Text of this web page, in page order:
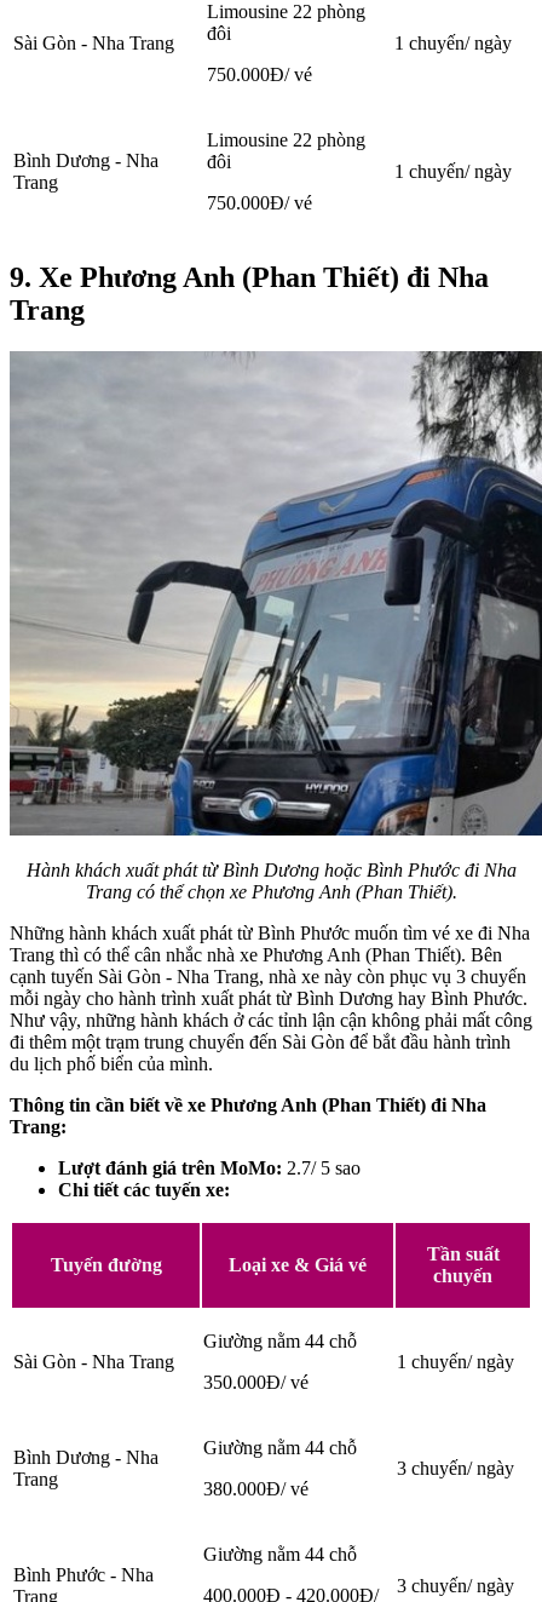
Sài Gòn - Nha Trang
Limousine 22 phòng
đôi
750.000Đ/ vé
1 chuyến/ ngày
Bình Dương - Nha
Trang
Limousine 22 phòng
đôi
750.000Đ/ vé
1 chuyến/ ngày
9. Xe Phương Anh (Phan Thiết) đi Nha
Trang
Hành khách xuất phát từ Bình Dương hoặc Bình Phước đi Nha
Trang có thể chọn xe Phương Anh (Phan Thiết).
Những hành khách xuất phát từ Bình Phước muốn tìm vé xe đi Nha
Trang thì có thể cân nhắc nhà xe Phương Anh (Phan Thiết). Bên
cạnh tuyến Sài Gòn - Nha Trang, nhà xe này còn phục vụ 3 chuyến
mỗi ngày cho hành trình xuất phát từ Bình Dương hay Bình Phước.
Như vậy, những hành khách ở các tỉnh lận cận không phải mất công
đi thêm một trạm trung chuyển đến Sài Gòn để bắt đầu hành trình
du lịch phố biển của mình.
Thông tin cần biết về xe Phương Anh (Phan Thiết) đi Nha
Trang:
Lượt đánh giá trên MoMo: 2.7/ 5 sao
Chi tiết các tuyến xe:
Tuyến đường Loại xe & Giá vé
Tần suất
chuyến
Sài Gòn - Nha Trang
Giường nằm 44 chỗ
350.000Đ/ vé
1 chuyến/ ngày
Bình Dương - Nha
Trang
Giường nằm 44 chỗ
380.000Đ/ vé
3 chuyến/ ngày
Bình Phước - Nha
Trang
Giường nằm 44 chỗ
400.000Đ - 420.000Đ/
3 chuyến/ ngày